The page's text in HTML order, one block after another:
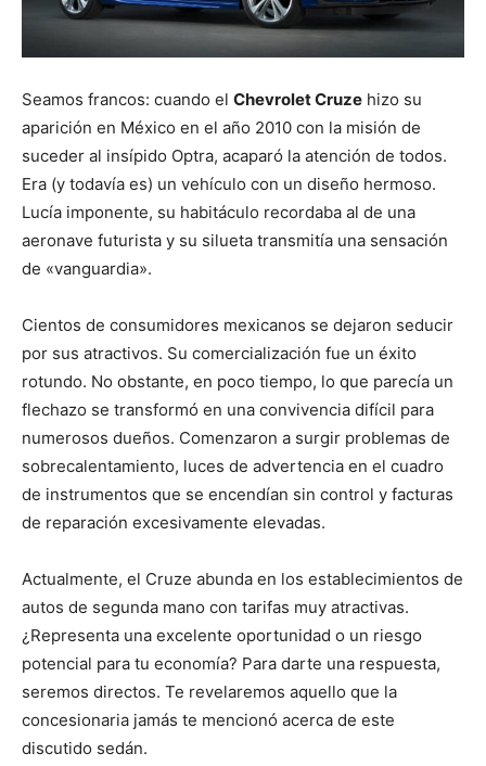
Seamos francos: cuando el Chevrolet Cruze hizo su
aparición en México en el año 2010 con la misión de
suceder al insípido Optra, acaparó la atención de todos.
Era (y todavía es) un vehículo con un diseño hermoso.
Lucía imponente, su habitáculo recordaba al de una
aeronave futurista y su silueta transmitía una sensación
de «vanguardia».
Cientos de consumidores mexicanos se dejaron seducir
por sus atractivos. Su comercialización fue un éxito
rotundo. No obstante, en poco tiempo, lo que parecía un
flechazo se transformó en una convivencia difícil para
numerosos dueños. Comenzaron a surgir problemas de
sobrecalentamiento, luces de advertencia en el cuadro
de instrumentos que se encendían sin control y facturas
de reparación excesivamente elevadas.
Actualmente, el Cruze abunda en los establecimientos de
autos de segunda mano con tarifas muy atractivas.
¿Representa una excelente oportunidad o un riesgo
potencial para tu economía? Para darte una respuesta,
seremos directos. Te revelaremos aquello que la
concesionaria jamás te mencionó acerca de este
discutido sedán.